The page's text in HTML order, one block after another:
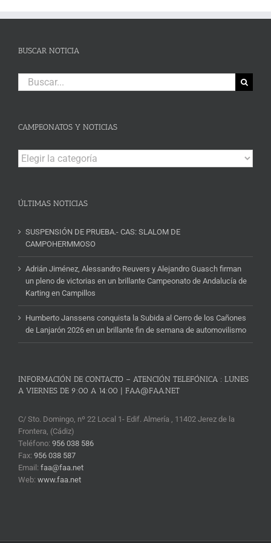
BUSCAR NOTICIA
Buscar:
CAMPEONATOS Y NOTICIAS
Campeonatos
y
ÚLTIMAS NOTICIAS
SUSPENSIÓN DE PRUEBA.- CAS: SLALOM DE
CAMPOHERMMOSO
Adrián Jiménez, Alessandro Reuvers y Alejandro Guasch firman
un pleno de victorias en un brillante Campeonato de Andalucía de
Karting en Campillos
Humberto Janssens conquista la Subida al Cerro de los Cañones
de Lanjarón 2026 en un brillante fin de semana de automovilismo
INFORMACIÓN DE CONTACTO – ATENCIÓN TELEFÓNICA : LUNES
A VIERNES DE 9:00 A 14:00 | FAA@FAA.NET
C/ Sto. Domingo, nº 22 Local 1- Edif. Almería , 11402 Jerez de la
Frontera, (Cádiz)
Teléfono: 956 038 586
Fax: 956 038 587
Email: faa@faa.net
Web: www.faa.net